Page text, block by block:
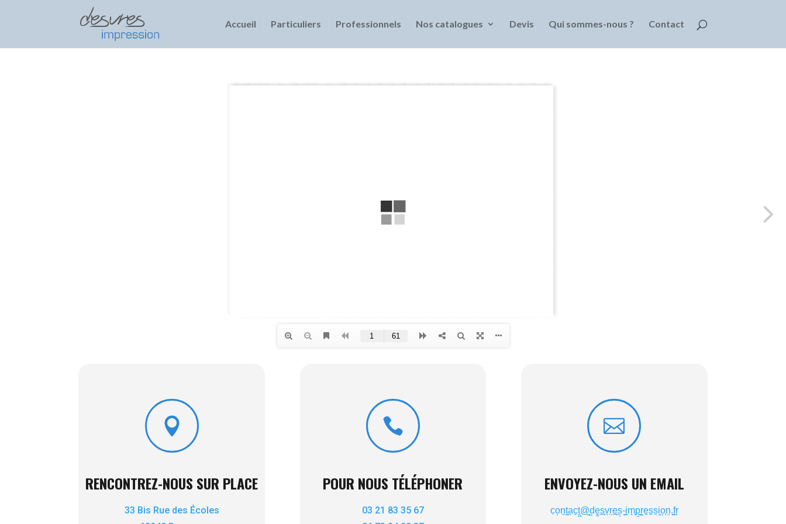
Accueil
Particuliers Professionnels Nos catalogues Devis Qui sommes-nous ? Contact

RENCONTREZ-NOUS SUR PLACE
33 Bis Rue des Écoles

POUR NOUS TÉLÉPHONER
03 21 83 35 67

ENVOYEZ-NOUS UN EMAIL
c̣o͎n̼t̺̮a̖c̼ṱ̪@̲̦d̩ḙ̬s̲̟vͅr̤e̲̯ṣ͔-̺͍i̤m̞̘p̱͇r͖e̠s̠s͍i̜͈o͕͎n͍.̱̼f̝̯rͅ